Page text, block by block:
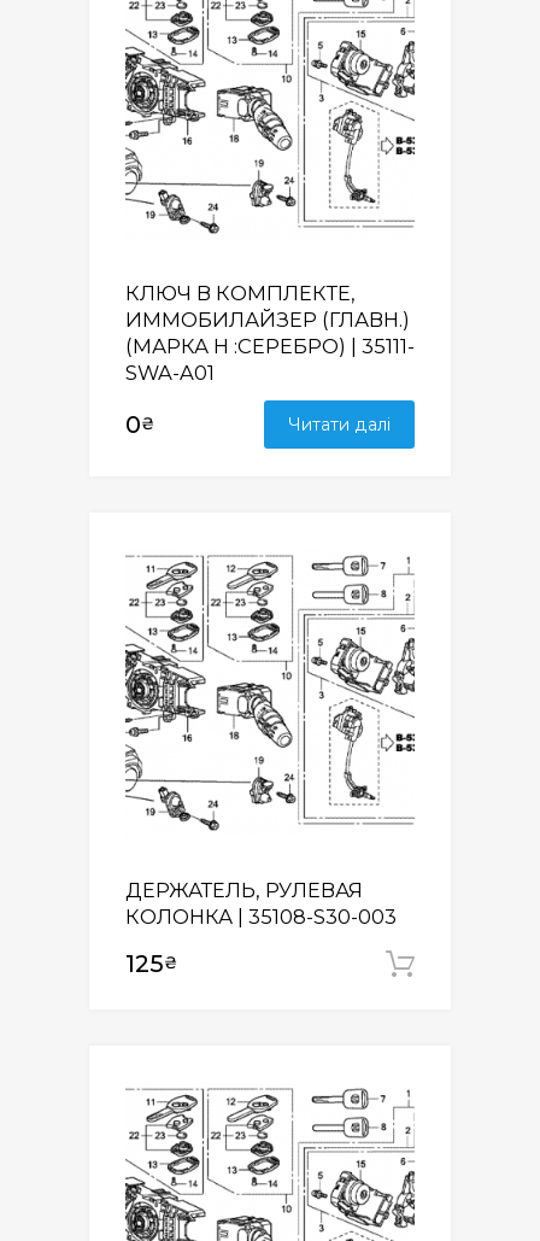
КЛЮЧ В КОМПЛЕКТЕ,
ИММОБИЛАЙЗЕР (ГЛАВН.)
(МАРКА H :СЕРЕБРО) | 35111-
SWA-A01
0₴ Читати далі
ДЕРЖАТЕЛЬ, РУЛЕВАЯ
КОЛОНКА | 35108-S30-003
125₴